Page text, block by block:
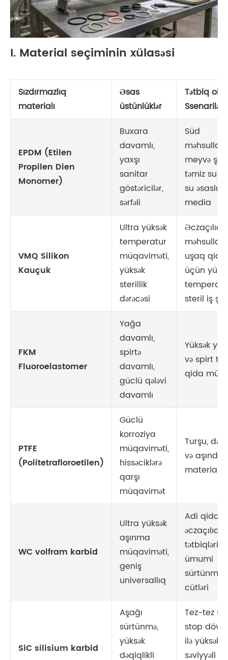
I. Material seçiminin xülasəsi
Sızdırmazlıq
materialı
Əsas
üstünlüklər
Tətbiq
Ssenarilər
EPDM (Etilen
Propilen Dien
Monomer)
Buxara
davamlı,
yaxşı
sanitar
göstəricilər,
sərfəli
Süd
məhsulları,
meyvə
təmiz su
su əsaslı
media
VMQ Silikon
Kauçuk
Ultra yüksək
temperatur
müqaviməti,
yüksək
sterillik
dərəcəsi
Əczaçılıq
məhsulları
uşaq
üçün
steril iş
FKM
Fluoroelastomer
Yağa
davamlı,
spirtə
davamlı,
güclü qələvi
davamlı
Yüksək
və spirt
qida
PTFE
(Politetrafloroetilen)
Güclü
korroziya
müqaviməti,
hissəciklərə
qarşı
müqavimət
Turşu,
və
WC volfram karbid
Ultra yüksək
aşınma
müqaviməti,
geniş
universallıq
Adi qida
əczaçılıq
tətbiqləri
ümumi
sürtünmə
cütləri
SiC silisium karbid
Aşağı
sürtünmə,
yüksək
dəqiqlikli
Tez-tez
stop
ilə yüksək
səviyyəli